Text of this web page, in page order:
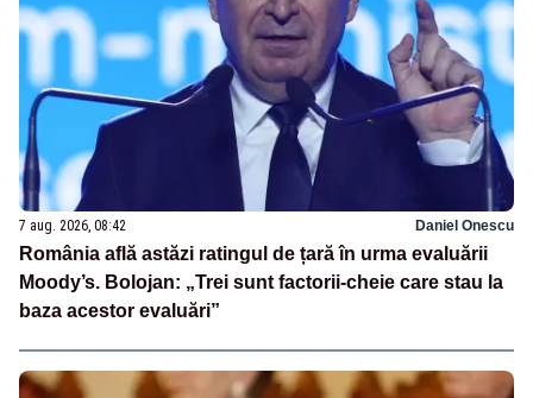
7 aug. 2026, 08:42 Daniel Onescu
România află astăzi ratingul de țară în urma evaluării
Moody’s. Bolojan: „Trei sunt factorii-cheie care stau la
baza acestor evaluări”